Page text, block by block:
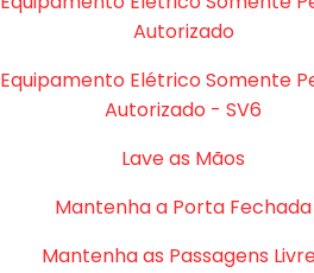
Autorizado
Equipamento Elétrico Somente
Autorizado - SV6
Lave as Mãos
Mantenha a Porta Fechada
Mantenha as Passagens